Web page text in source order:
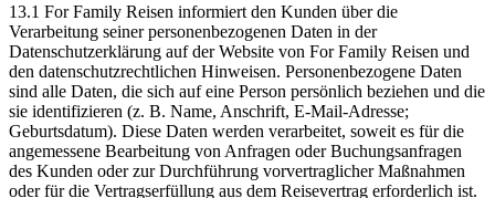
13.1 For Family Reisen informiert den Kunden über die
Verarbeitung seiner personenbezogenen Daten in der
Datenschutzerklärung auf der Website von For Family Reisen und
den datenschutzrechtlichen Hinweisen. Personenbezogene Daten
sind alle Daten, die sich auf eine Person persönlich beziehen und die
sie identifizieren (z. B. Name, Anschrift, E-Mail-Adresse;
Geburtsdatum). Diese Daten werden verarbeitet, soweit es für die
angemessene Bearbeitung von Anfragen oder Buchungsanfragen
des Kunden oder zur Durchführung vorvertraglicher Maßnahmen
oder für die Vertragserfüllung aus dem Reisevertrag erforderlich ist.